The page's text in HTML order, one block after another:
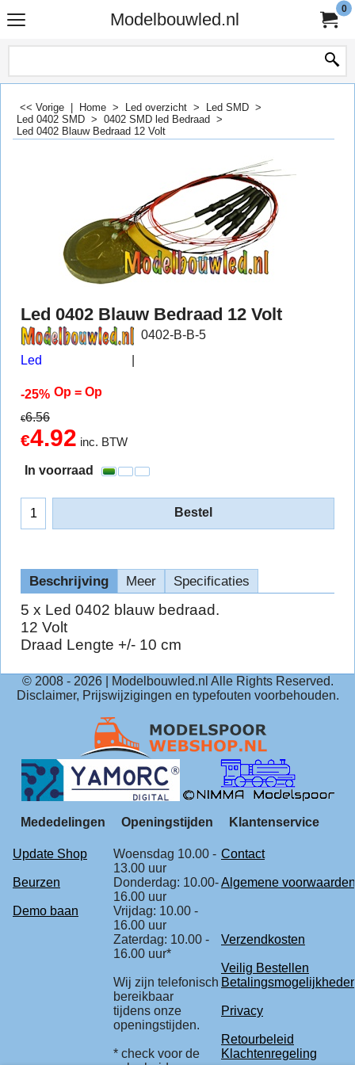
Modelbouwled.nl
0
<< Vorige Home > Led overzicht > Led SMD >
Led 0402 SMD > 0402 SMD led Bedraad >
Led 0402 Blauw Bedraad 12 Volt
Led 0402 Blauw Bedraad 12 Volt
Led
0402-B-B-5
-25% Op = Op
€6.56
€4.92 inc. BTW
In voorraad
Bestel
Beschrijving Meer Specificaties
5 x Led 0402 blauw bedraad.
12 Volt
Draad Lengte +/- 10 cm
© 2008 - 2026| Modelbouwled.nl Alle Rights Reserved.
Disclaimer, Prijswijzigingen en typefouten voorbehouden.
Mededelingen Openingstijden Klantenservice
Update Shop
Woensdag 10.00 -
13.00 uur
Contact
Beurzen
Donderdag: 10.00-
16.00 uur
Algemene voorwaarden
Demo baan
Vrijdag: 10.00 -
16.00 uur
Zaterdag: 10.00 -
16.00 uur*
Verzendkosten
Veilig Bestellen
Wij zijn telefonisch
bereikbaar
tijdens onze
openingstijden.
Privacy
Retourbeleid
* check voor de
Klachtenregeling